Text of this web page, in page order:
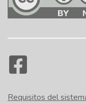
Requisitos del